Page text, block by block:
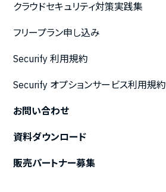
クラウドセキュリティ対策実践集
フリープラン申し込み
Securify 利用規約
Securify オプションサービス利用規約
お問い合わせ
資料ダウンロード
販売パートナー募集